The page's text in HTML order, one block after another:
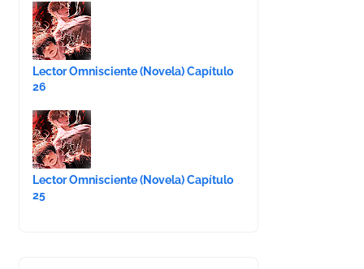
Lector Omnisciente (Novela) Capítulo
26
Lector Omnisciente (Novela) Capítulo
25